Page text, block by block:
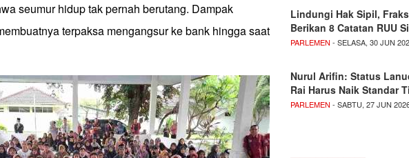
seumur hidup tak pernah berutang. Dampak
terpaksa mengangsur ke bank hingga saat
Lindungi Hak Sipil,
Berikan 8 Catatan RUU
PARLEMEN - SELASA, 30 JUN
Nurul Arifin: Status
Rai Harus Naik Standar
PARLEMEN - SABTU, 27 JUN